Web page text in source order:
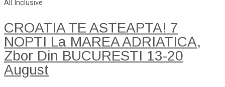
All Inclusive
CROATIA TE ASTEAPTA! 7
NOPTI La MAREA ADRIATICA,
Zbor Din BUCURESTI 13-20
August